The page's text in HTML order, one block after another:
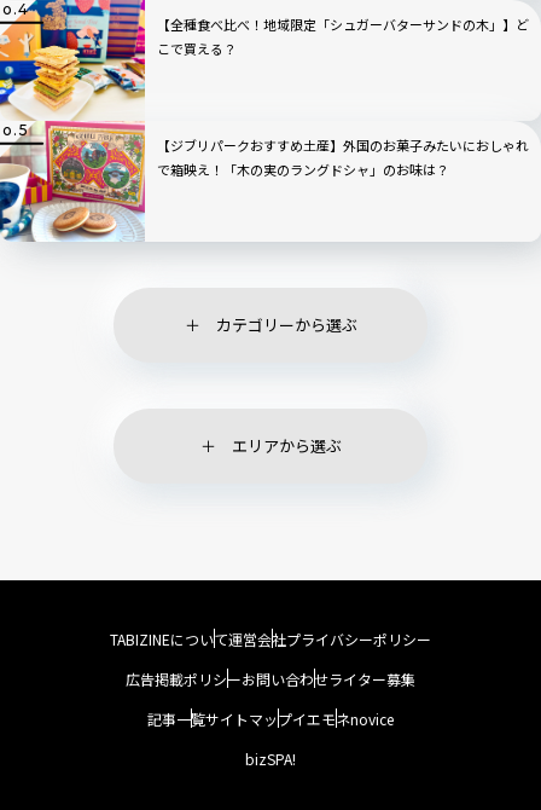
【全種食べ比べ！地域限定「シュガーバターサンドの木」】ど
こで買える？
【ジブリパークおすすめ土産】外国のお菓子みたいにおしゃれ
で箱映え！「木の実のラングドシャ」のお味は？
カテゴリーから選ぶ
エリアから選ぶ
TABIZINEについて運営会社プライバシーポリシー
広告掲載ポリシーお問い合わせライター募集
記事一覧サイトマップイエモネnovice
bizSPA!